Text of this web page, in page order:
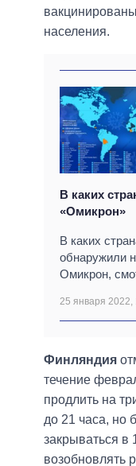
населения.
В каких
«Омикрон»
В каких
обнаружили
Омикрон,
25 января 2022,
Финляндия
течение
продлить на
до 21 часа, но
закрываться в
возобновлять